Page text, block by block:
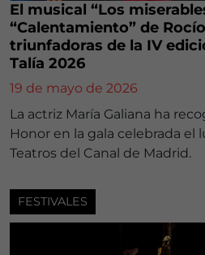
El musical “Los
“Calentamiento” de
triunfadoras de la IV
Talía 2026
19 de mayo de 2026
La actriz María Galiana ha
Honor en la gala celebrada el
Teatros del Canal de Madrid.
FESTIVALES